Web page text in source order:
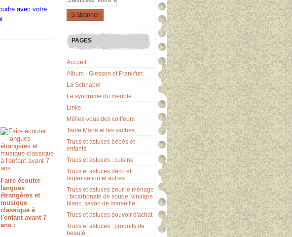
Faire écouter
langues
étrangères et
musique
classique à
l'enfant avant 7
ans :
PAGES
Accueil
Album - Giessen et Frankfurt
La Schnabel
Le syndrome du meuble
Links
Méfiez-vous des coiffeurs
Tante Maria et les vaches
Trucs et astuces bébés et
enfants
Trucs et astuces : cuisine
Trucs et astuces déco et
organisation et autres
Trucs et astuces pour le ménage
: bicarbonate de soude, vinaigre
blanc, savon de marseille
Trucs et astuces pouvoir d'achat
Trucs et astuces : produits de
beauté